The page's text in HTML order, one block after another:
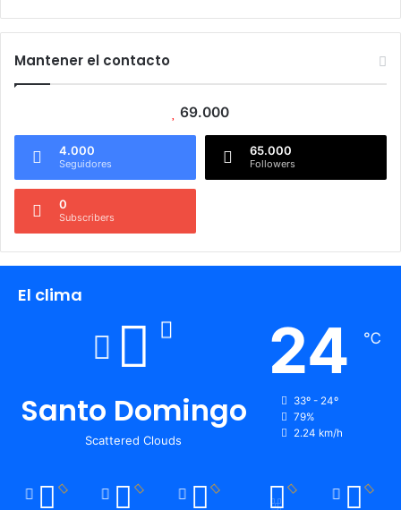
Mantener el contacto
69.000
4.000
Seguidores
65.000
Followers
0
Subscribers
El clima
Santo Domingo
Scattered Clouds
24 ℃
33º - 24º
79%
2.24 km/h